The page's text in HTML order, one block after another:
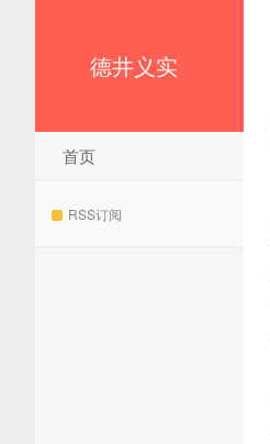
德井义实
首页
RSS订阅